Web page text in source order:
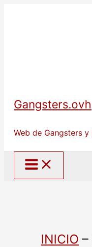
Gangsters.ovh
Web de Gangsters
INICIO –